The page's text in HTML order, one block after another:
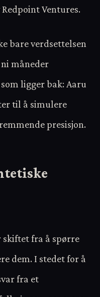
Ventures.
bare verdsettelsen
måneder
ligger bak: Aaru
til å simulere
presisjon.
skiftet fra å spørre
dem. I stedet for å
fra et